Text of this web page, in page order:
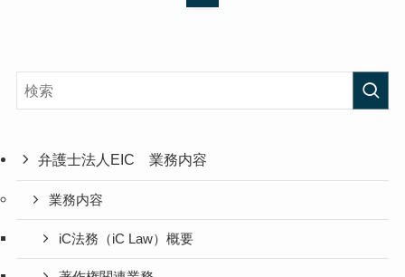
弁護士法人EIC 業務内容
業務内容
iC法務（iC Law）概要